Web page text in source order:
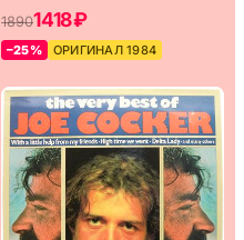
18901418 ₽
–25% ОРИГИНАЛ 1984